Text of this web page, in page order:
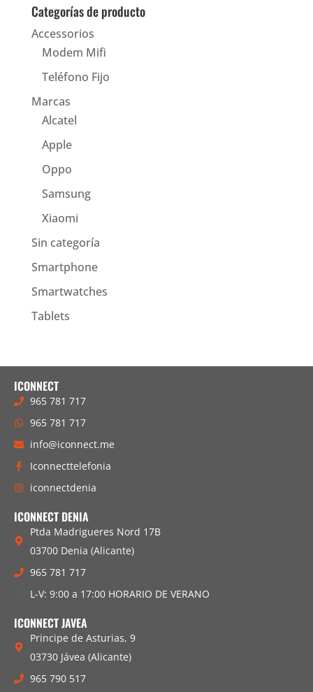
Categorías de producto
Accessorios
Modem Mifi
Teléfono Fijo
Marcas
Alcatel
Apple
Oppo
Samsung
Xiaomi
Sin categoría
Smartphone
Smartwatches
Tablets
ICONNECT
965 781 717
965 781 717
info@iconnect.me
Iconnecttelefonia
iconnectdenia
ICONNECT DENIA
Ptda Madrigueres Nord 17B
03700 Denia (Alicante)
965 781 717
L-V: 9:00 a 17:00 HORARIO DE VERANO
ICONNECT JAVEA
Principe de Asturias, 9
03730 Jávea (Alicante)
965 790 517